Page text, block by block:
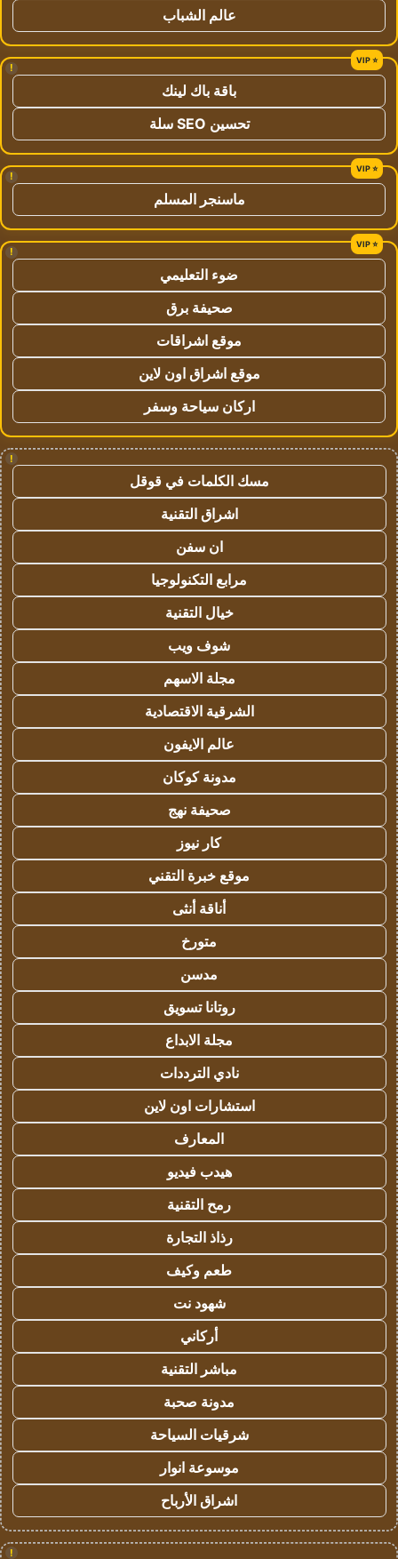
عالم الشباب
!
باقة باك لينك
تحسين SEO سلة
!
ماسنجر المسلم
!
ضوء التعليمي
صحيفة برق
موقع اشراقات
موقع اشراق اون لاين
اركان سياحة وسفر
!
مسك الكلمات في قوقل
اشراق التقنية
ان سفن
مرابع التكنولوجيا
خيال التقنية
شوف ويب
مجلة الاسهم
الشرقية الاقتصادية
عالم الايفون
مدونة كوكان
صحيفة نهج
كار نيوز
موقع خبرة التقني
أناقة أنثى
متورخ
مدسن
روتانا تسويق
مجلة الابداع
نادي الترددات
استشارات اون لاين
المعارف
هيدب فيديو
رمح التقنية
رذاذ التجارة
طعم وكيف
شهود نت
أركاني
مباشر التقنية
مدونة صحبة
شرقيات السياحة
موسوعة انوار
اشراق الأرباح
!